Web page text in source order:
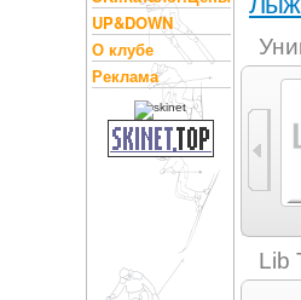
UP&DOWN
О клубе
Реклама
Larski (1)
Lib